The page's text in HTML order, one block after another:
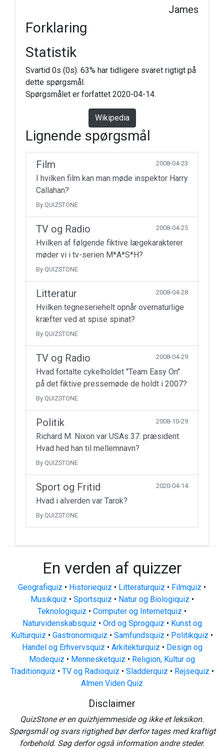
James
Forklaring
Statistik
Svartid 0s (0s). 63% har tidligere svaret rigtigt på
dette spørgsmål.
Spørgsmålet er forfattet 2020-04-14.
Wikipedia
Lignende spørgsmål
Film 2008-04-23
I hvilken film kan man møde inspektor Harry
Callahan?
By QUIZSTONE
TV og Radio 2008-04-25
Hvilken af følgende fiktive lægekarakterer
møder vi i tv-serien M*A*S*H?
By QUIZSTONE
Litteratur 2008-04-28
Hvilken tegneseriehelt opnår overnaturlige
kræfter ved at spise spinat?
By QUIZSTONE
TV og Radio 2008-04-29
Hvad fortalte cykelholdet "Team Easy On"
på det fiktive pressemøde de holdt i 2007?
By QUIZSTONE
Politik 2008-10-29
Richard M. Nixon var USAs 37. præsident.
Hvad hed han til mellemnavn?
By QUIZSTONE
Sport og Fritid 2020-04-14
Hvad i alverden var Tarok?
By QUIZSTONE
En verden af quizzer
Geografiquiz • Historiequiz • Litteraturquiz • Filmquiz •
Musikquiz • Sportsquiz • Natur og Biologiquiz •
Teknologiquiz • Computer og Internetquiz •
Naturvidenskabsquiz • Ord og Sprogquiz • Kunst og
Kulturquiz • Gastronomiquiz • Samfundsquiz • Politikquiz •
Handel og Erhvervsquiz • Arkitekturquiz • Design og
Modequiz • Mennesketquiz • Religion, Kultur og
Traditionquiz • TV og Radioquiz • Sladderquiz • Rejsequiz •
Almen Viden Quiz
Disclaimer
QuizStone er en quizhjemmeside og ikke et leksikon.
Spørgsmål og svars rigtighed bør derfor tages med kraftigt
forbehold. Søg derfor også information andre steder.